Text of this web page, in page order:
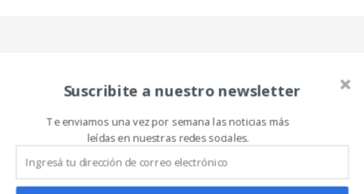
Related Articles
Suscribite a nuestro newsletter
Te enviamos una vez por semana las noticias más
leídas en nuestras redes sociales.